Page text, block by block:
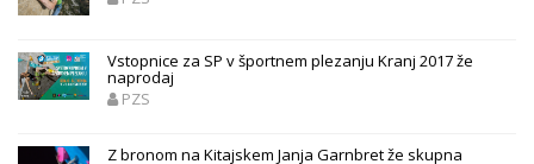
Vstopnice za SP v športnem plezanju Kranj 2017 že
naprodaj
PZS
Z bronom na Kitajskem Janja Garnbret že skupna